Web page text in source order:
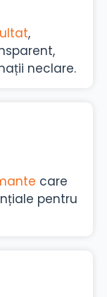
,
neclare.
care
pentru